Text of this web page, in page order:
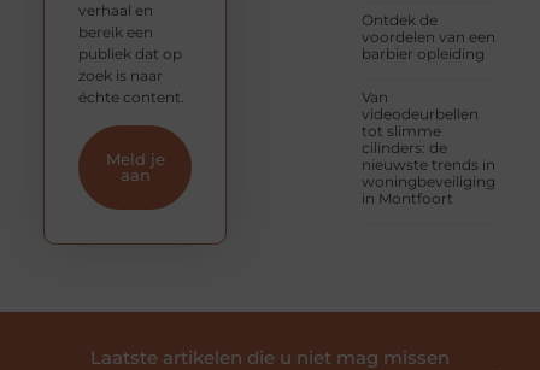
Ontdek de
voordelen van een
barbier opleiding
Van
videodeurbellen
tot slimme
cilinders: de
nieuwste trends in
woningbeveiliging
in Montfoort
verhaal en
bereik een
publiek dat op
zoek is naar
échte content.
Meld je
aan
Laatste artikelen die u niet mag missen